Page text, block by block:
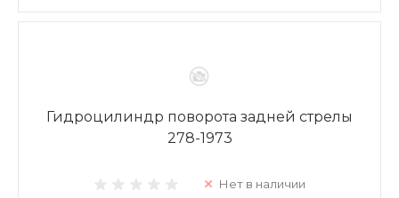
Гидроцилиндр поворота задней стрелы
278-1973
Нет в наличии